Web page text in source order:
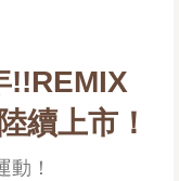
!!REMIX
續上市！
動！